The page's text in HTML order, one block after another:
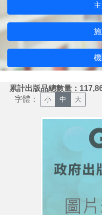
累計出版品總數量：
字體： 小 中 大